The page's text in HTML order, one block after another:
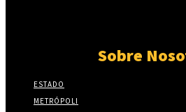
Sobre
ESTADO
METRÓPOLI